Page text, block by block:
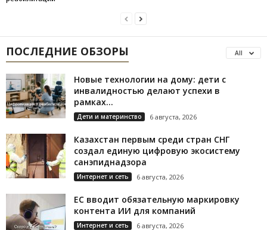
ПОСЛЕДНИЕ ОБЗОРЫ All
Новые технологии на дому: дети с
инвалидностью делают успехи в
рамках...
Дети и материнство 6 августа, 2026
Казахстан первым среди стран СНГ
создал единую цифровую экосистему
санэпиднадзора
Интернет и сеть 6 августа, 2026
ЕС вводит обязательную маркировку
контента ИИ для компаний
Интернет и сеть 6 августа, 2026